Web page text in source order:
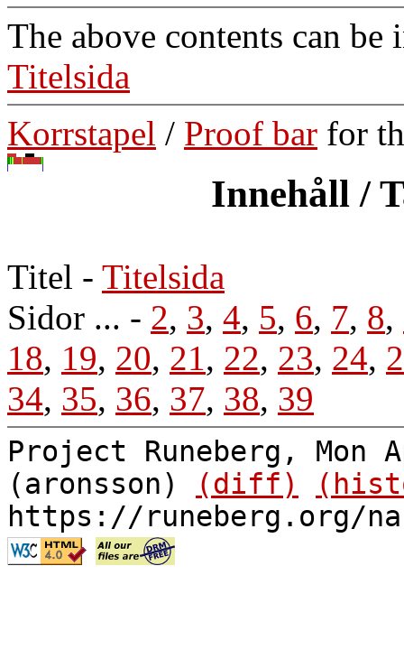
The above contents can be
Titelsida
Korrstapel / Proof bar for
Innehåll /
Titel - Titelsida
Sidor ... - 2, 3, 4, 5, 6, 7, 8,
18, 19, 20, 21, 22, 23, 24,
34, 35, 36, 37, 38, 39
Project Runeberg, Mon
(aronsson)
(diff)
https://runeberg.org/